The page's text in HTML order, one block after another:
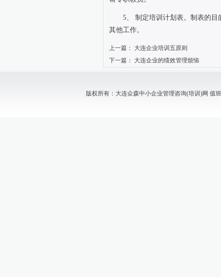
5、
制定培训计划表。制表的
其他工作。
上一篇：
大连企业培训五原则
下一篇：
大连企业的绩效管理烦恼
版权所有：大连众森中小企业管理咨询(培训)网 值